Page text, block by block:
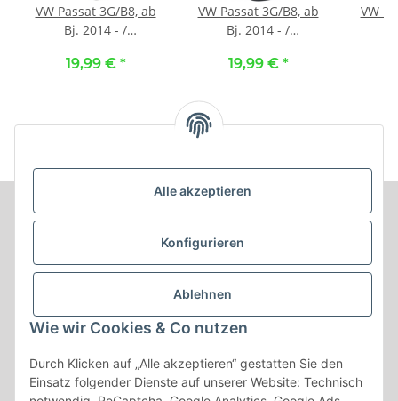
Alle akzeptieren
Konfigurieren
Ablehnen
Wie wir Cookies & Co nutzen
Durch Klicken auf „Alle akzeptieren“ gestatten Sie den
Einsatz folgender Dienste auf unserer Website: Technisch
VW Passat 3G/B8, ab
Bj. 2014 - /
Mittelkonsolenbezug
schwarz
19,99 € *
VW Passat 3G/B8, ab
Bj. 2014 - /
Mittelkonsolenbezug
anthrazit / Stoff
anthrazit
19,99 € *
VW
Informationen
Produkt Informationen
Shop Informationen
Gesetzliche Informationen